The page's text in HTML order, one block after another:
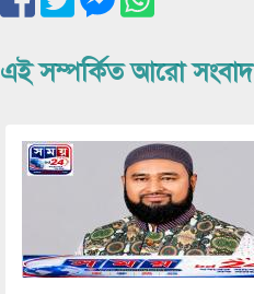
এই সম্পর্কিত আরো সংবাদ
Image